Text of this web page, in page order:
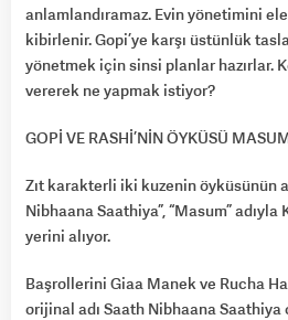
anlamlandıramaz. Evin yönetimini
kibirlenir. Gopi’ye karşı üstünlük
yönetmek için sinsi planlar hazırlar.
vererek ne yapmak istiyor?
GOPİ VE RASHİ’NİN ÖYKÜSÜ
Zıt karakterli iki kuzenin öyküsünün
Nibhaana Saathiya”, “Masum”
yerini alıyor.
Başrollerini Giaa Manek ve Rucha
orijinal adı Saath Nibhaana